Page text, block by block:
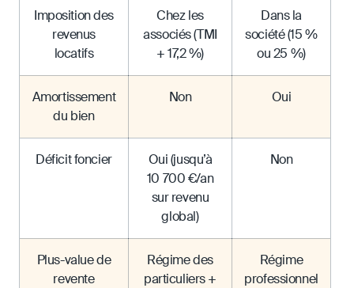
Imposition des
revenus
locatifs
Chez les
associés (TMI
+ 17,2 %)
Dans la
société (15 %
ou 25 %)
Amortissement
du bien
Non Oui
Déficit foncier
Oui (jusqu’à
10 700 €/an
sur revenu
global)
Non
Plus-value de
revente
Régime des
particuliers +
Régime
professionnel